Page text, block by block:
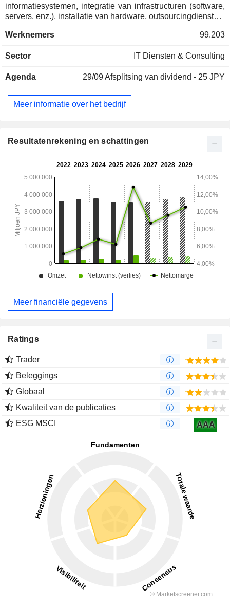
informatiesystemen, integratie van infrastructuren (software,
servers, enz.), installatie van hardware, outsourcingdiensten,
(36,3%): computers, mobiele telefoons, harde schijven, enz;
halfgeleiders, relais, connectoren, batterijen, enz.
Werknemers 99.203
Sector IT Diensten & Consulting
Agenda 29/09Afsplitsing van dividend - 25 JPY
Meer informatie over het bedrijf
Resultatenrekening en schattingen
Meer financiële gegevens
Ratings
Trader
Beleggings
Globaal
Kwaliteit van de publicaties
ESG MSCI
AAA